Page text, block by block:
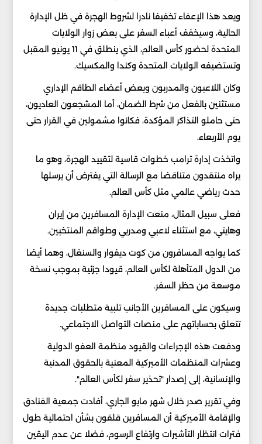
ويعد هذا الإعفاء تخفيفا نادرا لشروط الهجرة في ظل الإدارة
الحالية، وسيخفف أعباء السفر على بعض زوار الولايات
المتحدة لحضور كأس العالم، الذي ينطلق في 11 يونيو المقبل
وتستضيفه الولايات المتحدة وكندا والمكسيك.
وكان اللاعبون والمدربون وبعض أعضاء الطاقم الإداري
مستثنين بالفعل من شرط الضمان، أما المشجعون العاديون،
حتى حاملو التذاكر المؤكدة، فكانوا مشمولين في القرار حتى
يوم الأربعاء.
واتخذت إدارة ترامب خطوات قاسية لتقييد الهجرة، وهو ما
يراه منتقدون متناقضا مع الرسالة التي يفترض أن يرسلها
حدث رياضي عالمي مثل كأس العالم.
فعلى سبيل المثال، منعت الإدارة المسافرين من إيران
وهايتي، مع استثناء لاعبي ومدربي وطواقم المنتخبين.
كما يواجه المسافرون من كوت ديفوار والسنغال، وهما أيضا
من الدول المتأهلة لكأس العالم، قيودا جزئية بموجب نسخة
موسعة من حظر السفر.
وسيكون على المسافرين الأجانب تلبية متطلبات جديدة
تتعلق بحساباتهم على منصات التواصل الاجتماعي.
ودفعت هذه الإجراءات والقيود منظمة العفو الدولية
وعشرات المنظمات الأميركية المعنية بالحقوق المدنية
والإنسانية، إلى إصدار "تحذير سفر لكأس العالم".
وفي تقرير صدر خلال شهر مايو الجاري، أفادت جمعية الفنادق
والإقامة الأميركية أن المسافرين قلقون بشأن احتمالية طول
فترات انتظار التأشيرات وارتفاع الرسوم، فضلا عن عدم اليقين